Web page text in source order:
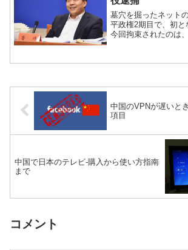
墓穴を掘ったネット
平政権2期目で、初と
今回拘束されたのは
規制強化を旗振りし
の規制強化で自身を
中国のVPNが遅いと
項目
中国で日本のテレビ-購入から使い方指南
まで
コメント